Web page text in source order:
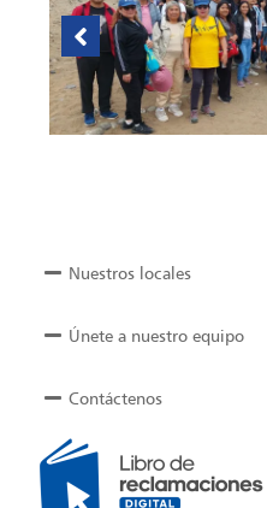
Nuestros locales
Únete a nuestro equipo
Contáctenos